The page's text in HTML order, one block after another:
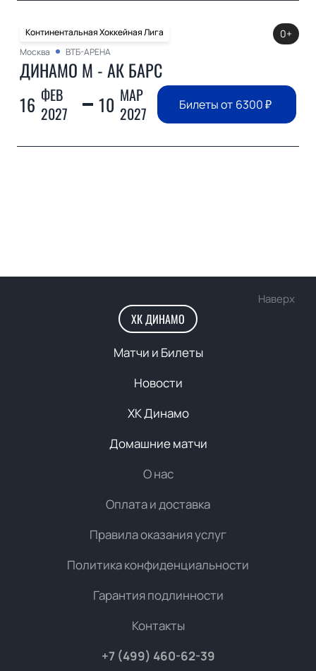
Континентальная Хоккейная Лига
Москва
ВТБ-АРЕНА
ДИНАМО М - АК БАРС
16 ФЕВ
2027
10 МАР
2027
0+
Билеты от 6300₽
Наверх
ХК ДИНАМО
Матчи и Билеты
Новости
ХК Динамо
Домашние матчи
О нас
Оплата и доставка
Правила оказания услуг
Политика конфиденциальности
Гарантия подлинности
Контакты
+7 (499) 460-62-39